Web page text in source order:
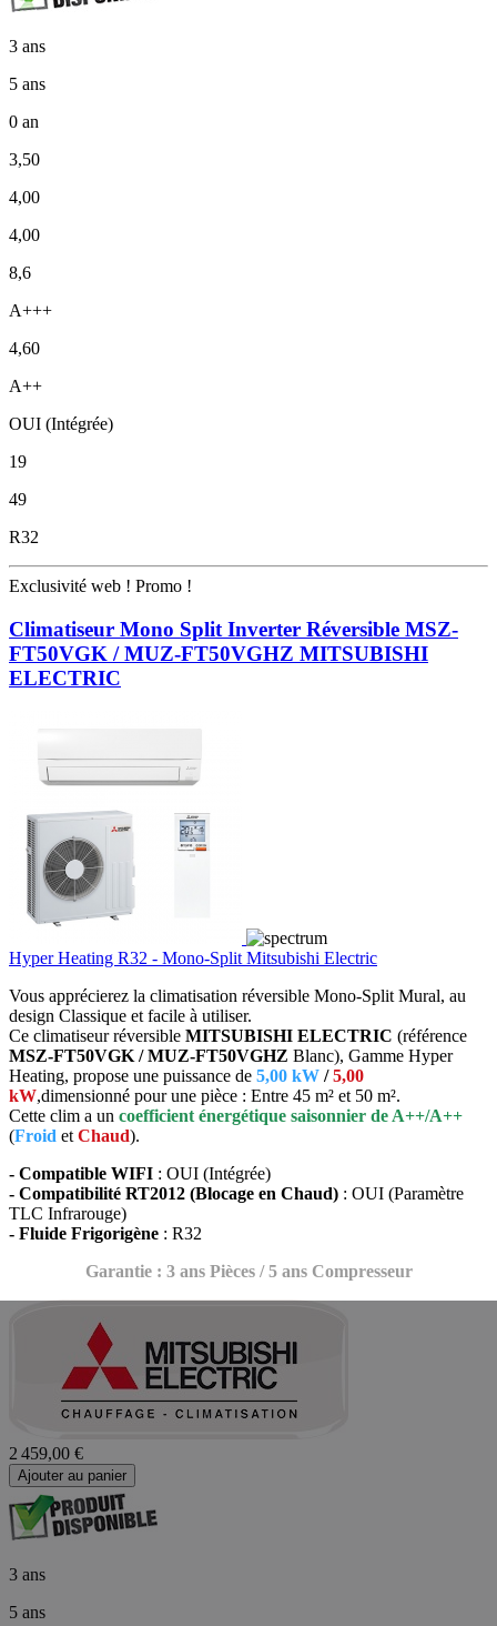
3 ans
5 ans
0 an
3,50
4,00
4,00
8,6
A+++
4,60
A++
OUI (Intégrée)
19
49
R32
Exclusivité web ! Promo !
Climatiseur Mono Split Inverter Réversible MSZ-
FT50VGK / MUZ-FT50VGHZ MITSUBISHI
ELECTRIC
Hyper Heating R32 - Mono-Split Mitsubishi Electric
Vous apprécierez la climatisation réversible Mono-Split Mural, au
design Classique et facile à utiliser.
Ce climatiseur réversible MITSUBISHI ELECTRIC (référence
MSZ-FT50VGK / MUZ-FT50VGHZ Blanc), Gamme Hyper
Heating, propose une puissance de 5,00 kW /5,00
kW,dimensionné pour une pièce : Entre 45 m² et 50 m².
Cette clim a un coefficient énergétique saisonnier de A++/A++
(Froid et Chaud).
- Compatible WIFI : OUI (Intégrée)
- Compatibilité RT2012 (Blocage en Chaud) : OUI (Paramètre
TLC Infrarouge)
- Fluide Frigorigène : R32
Garantie : 3 ans Pièces / 5 ans Compresseur
2 459,00 €
Ajouter au panier
3 ans
5 ans